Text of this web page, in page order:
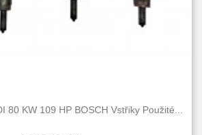
80 KW 109 HP BOSCH Vstřiky Použité...